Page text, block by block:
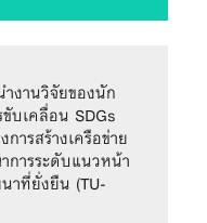
งานวิจัยของนัก
บเคลื่อน SDGs
ารสร้างเครือข่าย
ารระดับแนวหน้า
าที่ยั่งยืน (TU-